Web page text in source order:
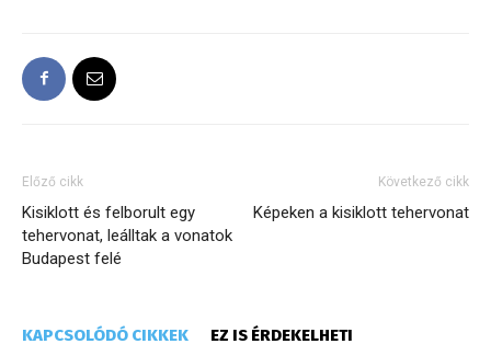
Előző cikk
Kisiklott és felborult egy
tehervonat, leálltak a vonatok
Budapest felé
Következő cikk
Képeken a kisiklott tehervonat
KAPCSOLÓDÓ CIKKEK EZ IS ÉRDEKELHETI